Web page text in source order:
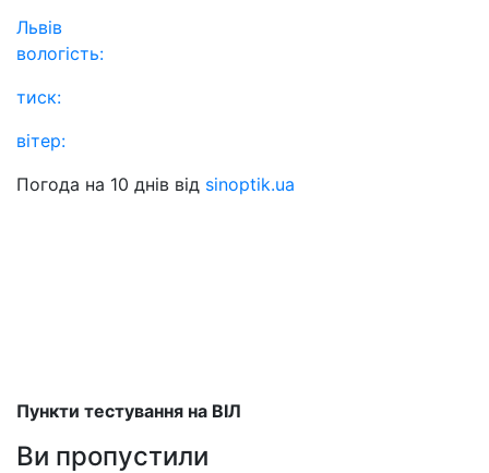
Львів
вологість:
тиск:
вітер:
Погода на 10 днів від sinoptik.ua
Пункти тестування на ВІЛ
Ви пропустили